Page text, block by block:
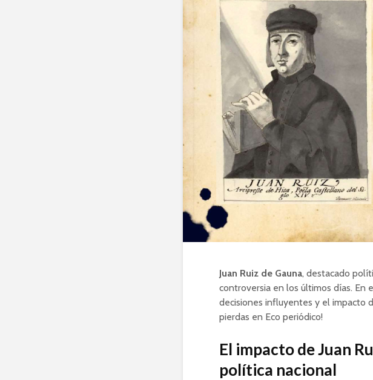
Juan Ruiz de Gauna, destacado
controversia en los últimos días. En
decisiones influyentes y el impacto
pierdas en Eco periódico!
El impacto de Juan
política nacional